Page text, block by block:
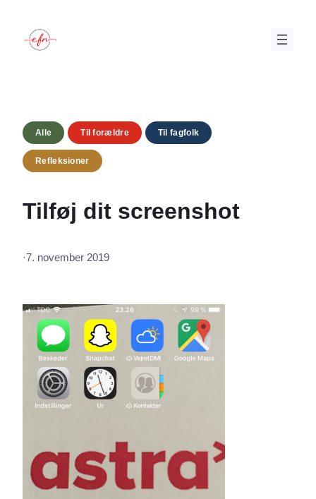
indhold
Alle Til forældre Til fagfolk
Refleksioner
Tilføj dit screenshot
·7. november 2019